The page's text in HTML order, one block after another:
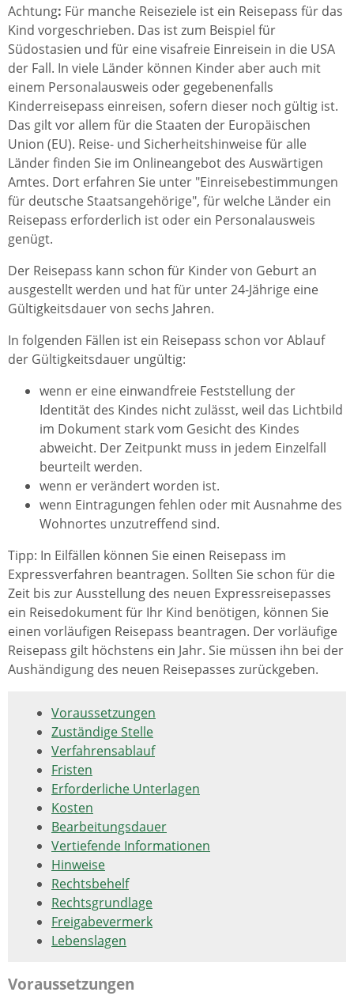
Achtung: Für manche Reiseziele ist ein Reisepass für das
Kind vorgeschrieben. Das ist zum Beispiel für
Südostasien und für eine visafreie Einreisein in die USA
der Fall. In viele Länder können Kinder aber auch mit
einem Personalausweis oder gegebenenfalls
Kinderreisepass einreisen, sofern dieser noch gültig ist.
Das gilt vor allem für die Staaten der Europäischen
Union (EU). Reise- und Sicherheitshinweise für alle
Länder finden Sie im Onlineangebot des Auswärtigen
Amtes. Dort erfahren Sie unter "Einreisebestimmungen
für deutsche Staatsangehörige", für welche Länder ein
Reisepass erforderlich ist oder ein Personalausweis
genügt.
Der Reisepass kann schon für Kinder von Geburt an
ausgestellt werden und hat für unter 24-Jährige eine
Gültigkeitsdauer von sechs Jahren.
In folgenden Fällen ist ein Reisepass schon vor Ablauf
der Gültigkeitsdauer ungültig:
wenn er eine einwandfreie Feststellung der
Identität des Kindes nicht zulässt, weil das Lichtbild
im Dokument stark vom Gesicht des Kindes
abweicht. Der Zeitpunkt muss in jedem Einzelfall
beurteilt werden.
wenn er verändert worden ist.
wenn Eintragungen fehlen oder mit Ausnahme des
Wohnortes unzutreffend sind.
Tipp: In Eilfällen können Sie einen Reisepass im
Expressverfahren beantragen. Sollten Sie schon für die
Zeit bis zur Ausstellung des neuen Expressreisepasses
ein Reisedokument für Ihr Kind benötigen, können Sie
einen vorläufigen Reisepass beantragen. Der vorläufige
Reisepass gilt höchstens ein Jahr. Sie müssen ihn bei der
Aushändigung des neuen Reisepasses zurückgeben.
Voraussetzungen
Zuständige Stelle
Verfahrensablauf
Fristen
Erforderliche Unterlagen
Kosten
Bearbeitungsdauer
Vertiefende Informationen
Hinweise
Rechtsbehelf
Rechtsgrundlage
Freigabevermerk
Lebenslagen
Voraussetzungen